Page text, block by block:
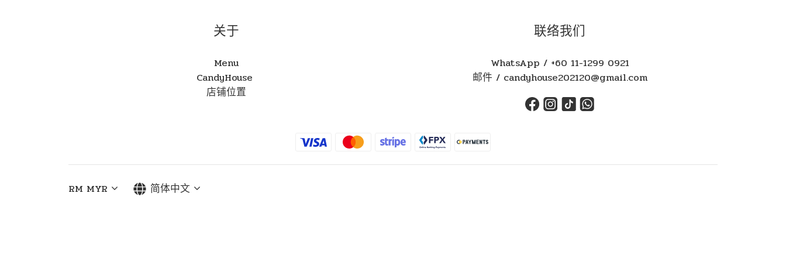
关于
Menu
CandyHouse
店铺位置
联络我们
WhatsApp / +60 11-1299 0921
邮件 / candyhouse202120@gmail.com
RM MYR 简体中文